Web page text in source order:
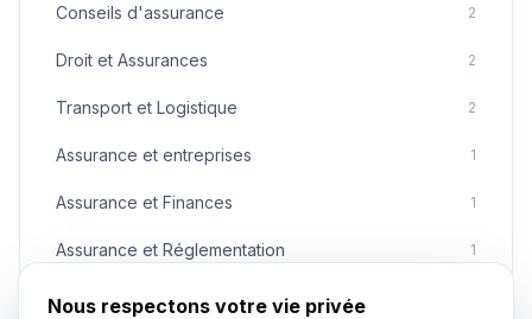
Conseils d'assurance 2
Droit et Assurances 2
Transport et Logistique 2
Assurance et entreprises 1
Assurance et Finances 1
Assurance et Réglementation 1
Assurances Automobile
Nous respectons votre vie privée